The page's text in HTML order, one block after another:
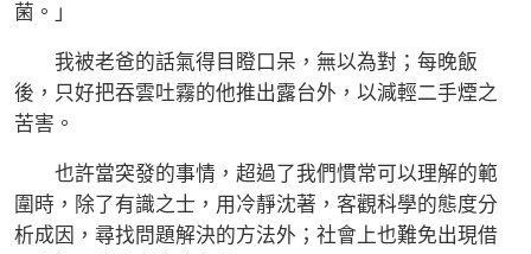
菌。」
我被老爸的話氣得目瞪口呆，無以為對；每晚飯
後，只好把吞雲吐霧的他推出露台外，以減輕二手煙之
苦害。
也許當突發的事情，超過了我們慣常可以理解的範
圍時，除了有識之士，用冷靜沈著，客觀科學的態度分
析成因，尋找問題解決的方法外；社會上也難免出現借